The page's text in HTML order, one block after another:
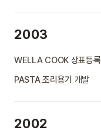
2003
WELLA COOK 상표등록
PASTA 조리용기 개발
2002